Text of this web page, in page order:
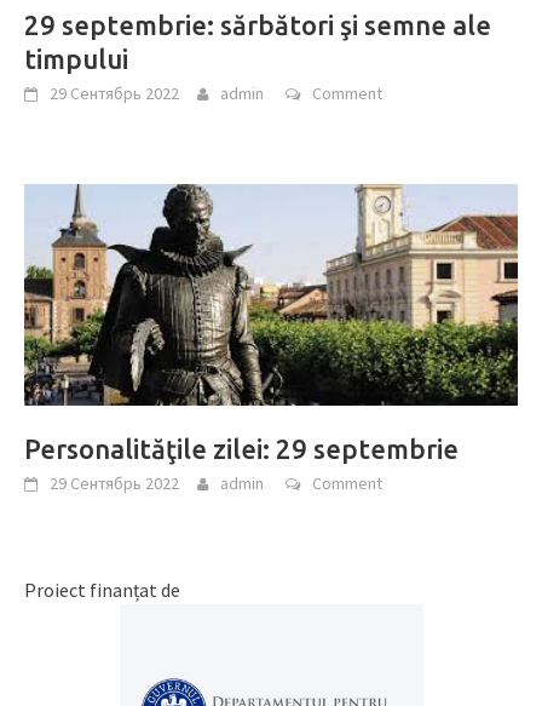
29 septembrie: sărbători şi semne ale
timpului
29 Сентябрь 2022 admin Comment
Personalităţile zilei: 29 septembrie
29 Сентябрь 2022 admin Comment
Proiect finanțat de